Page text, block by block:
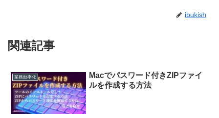
ibukish
関連記事
業務効率化
Macでパスワード付きZIPファイ
ルを作成する方法